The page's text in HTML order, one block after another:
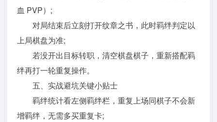
血 PVP）;
对局结束后立刻打开纹章之书，此时羁绊判定以
上局棋盘为准;
若没开出目标转职，清空棋盘棋子，重新搭配羁
绊再打一轮重复操作。
五、实战避坑关键小贴士
羁绊统计看左侧羁绊栏，重复上场同棋子不会新
增羁绊，无需多买重复卡;